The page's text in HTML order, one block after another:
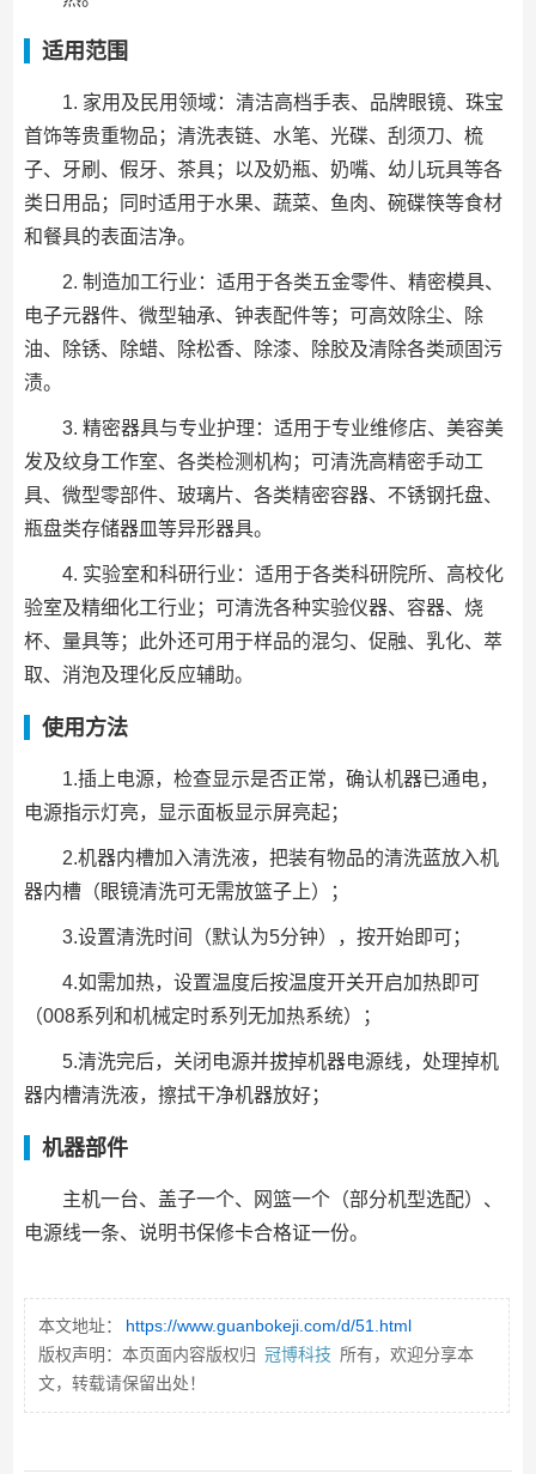
适用范围
1. 家用及民用领域：清洁高档手表、品牌眼镜、珠宝
首饰等贵重物品；清洗表链、水笔、光碟、刮须刀、梳
子、牙刷、假牙、茶具；以及奶瓶、奶嘴、幼儿玩具等各
类日用品；同时适用于水果、蔬菜、鱼肉、碗碟筷等食材
和餐具的表面洁净。
2. 制造加工行业：适用于各类五金零件、精密模具、
电子元器件、微型轴承、钟表配件等；可高效除尘、除
油、除锈、除蜡、除松香、除漆、除胶及清除各类顽固污
渍。
3. 精密器具与专业护理：适用于专业维修店、美容美
发及纹身工作室、各类检测机构；可清洗高精密手动工
具、微型零部件、玻璃片、各类精密容器、不锈钢托盘、
瓶盘类存储器皿等异形器具。
4. 实验室和科研行业：适用于各类科研院所、高校化
验室及精细化工行业；可清洗各种实验仪器、容器、烧
杯、量具等；此外还可用于样品的混匀、促融、乳化、萃
取、消泡及理化反应辅助。
使用方法
1.插上电源，检查显示是否正常，确认机器已通电，
电源指示灯亮，显示面板显示屏亮起；
2.机器内槽加入清洗液，把装有物品的清洗蓝放入机
器内槽（眼镜清洗可无需放篮子上）；
3.设置清洗时间（默认为5分钟），按开始即可；
4.如需加热，设置温度后按温度开关开启加热即可
（008系列和机械定时系列无加热系统）；
5.清洗完后，关闭电源并拔掉机器电源线，处理掉机
器内槽清洗液，擦拭干净机器放好；
机器部件
主机一台、盖子一个、网篮一个（部分机型选配）、
电源线一条、说明书保修卡合格证一份。
本文地址：
https://www.guanbokeji.com/d/51.html
版权声明：本页面内容版权归 冠博科技 所有，欢迎分享本
文，转载请保留出处！